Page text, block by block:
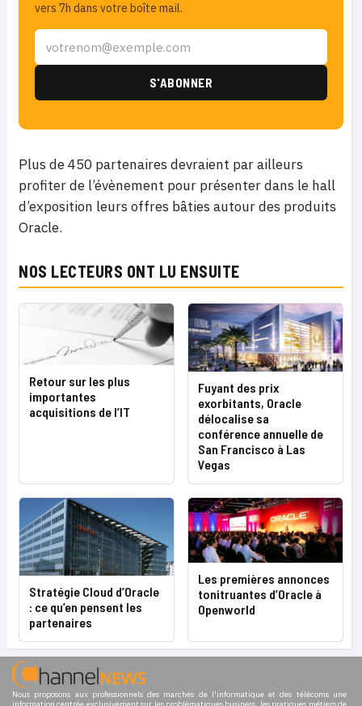
vers 7h dans votre boîte mail.
Plus de 450 partenaires devraient par ailleurs
profiter de l’évènement pour présenterdans le hall
d’exposition leurs offres bâties autour des produits
Oracle.
NOS LECTEURS ONT LU ENSUITE
Retour sur les plus
importantes
acquisitions de l’IT
Fuyant des prix
exorbitants, Oracle
délocalise sa
conférence annuelle de
San Francisco à Las
Vegas
Stratégie Cloud d’Oracle
: ce qu’en pensent les
partenaires
Les premières annonces
tonitruantes d’Oracle à
Openworld
Nous proposons aux professionnels des marchés de l'informatique et des télécoms une